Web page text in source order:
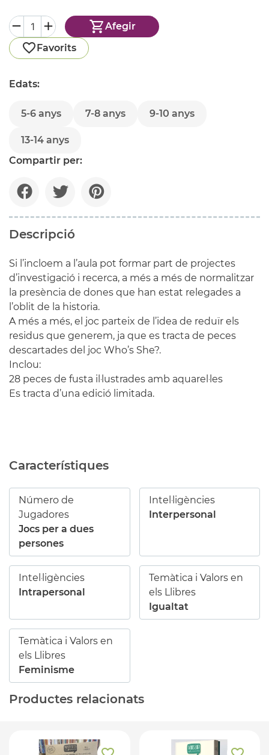
Afegir
Favorits
Edats:
5-6 anys 7-8 anys 9-10 anys
13-14 anys
Compartir per:
Descripció
Si l’incloem a l’aula pot formar part de projectes
d’investigació i recerca, a més a més de normalitzar
la presència de dones que han estat relegades a
l’oblit de la historia.
A més a més, el joc parteix de l’idea de reduïr els
residus que generem, ja que es tracta de peces
descartades del joc Who’s She?.
Inclou:
28 peces de fusta il·lustrades amb aquarel·les
Es tracta d’una edició limitada.
Característiques
Número de
Jugadores
Jocs per a dues
persones
Intel·ligències
Interpersonal
Intel·ligències
Intrapersonal
Temàtica i Valors en
els Llibres
Igualtat
Temàtica i Valors en
els Llibres
Feminisme
Productes relacionats